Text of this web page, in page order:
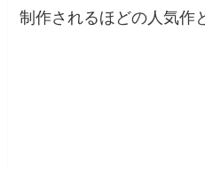
制作されるほどの人気